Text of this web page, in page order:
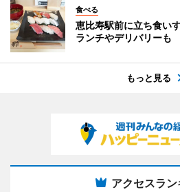
食べる
恵比寿駅前に立ち食い
ランチやデリバリーも
もっと見る
アクセスラ